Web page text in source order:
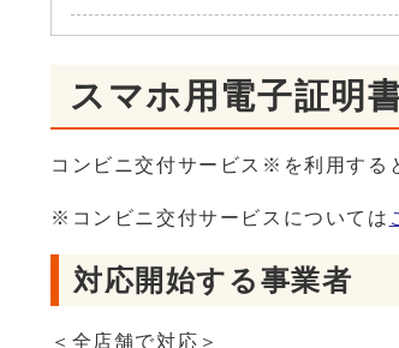
スマホ用電子証明
コンビニ交付サービス※を利用する
※コンビニ交付サービスについては
対応開始する事業者
＜全店舗で対応＞